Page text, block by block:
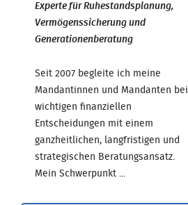
Experte für Ruhestandsplanung,
Vermögenssicherung und
Generationenberatung
Seit 2007 begleite ich meine
Mandantinnen und Mandanten bei
wichtigen finanziellen
Entscheidungen mit einem
ganzheitlichen, langfristigen und
strategischen Beratungsansatz.
Mein Schwerpunkt ...